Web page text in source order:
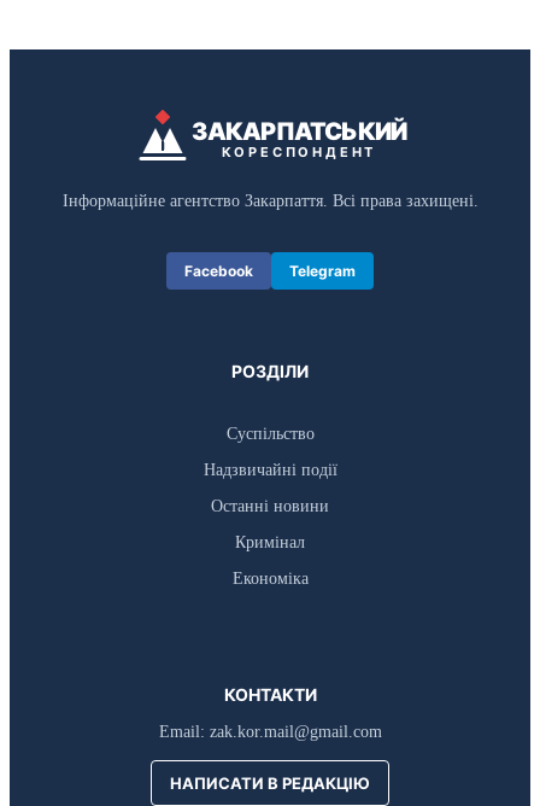
ЗАКАРПАТСЬКИЙ
КОРЕСПОНДЕНТ
Інформаційне агентство Закарпаття. Всі права захищені.
Facebook Telegram
РОЗДІЛИ
Суспільство
Надзвичайні події
Останні новини
Кримінал
Економіка
КОНТАКТИ
Email: zak.kor.mail@gmail.com
НАПИСАТИ В РЕДАКЦІЮ